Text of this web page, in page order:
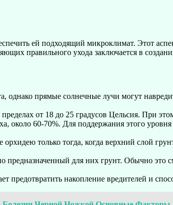
ей подходящий микроклимат. Этот
правильного ухода заключается в
однако прямые солнечные лучи могут
от 18 до 25 градусов Цельсия. При
около 60-70%. Для поддержания этого
орхидею только тогда, когда верхний слой
предназначенный для них грунт. Обычно
предотвратить накопление вредителей и